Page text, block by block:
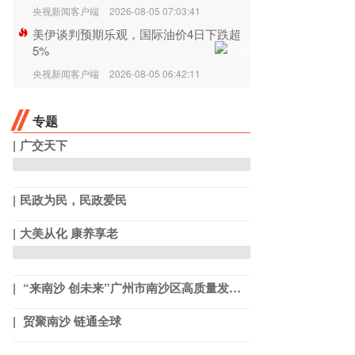
央视新闻客户端 2026-08-05 07:03:41
美伊谈判预期乐观，国际油价4日下跌超
5%
央视新闻客户端 2026-08-05 06:42:11
专题
广交天下
民政为民，民政爱民
大美从化 康养享老
“来南沙 创未来”广州市南沙区高质量发展系列宣介活动
贸聚南沙 链通全球